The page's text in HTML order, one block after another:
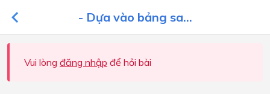
- Dựa vào bảng sa...
Vui lòng đăng nhập để hỏi bài